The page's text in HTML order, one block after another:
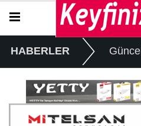
HABERLER Güncel